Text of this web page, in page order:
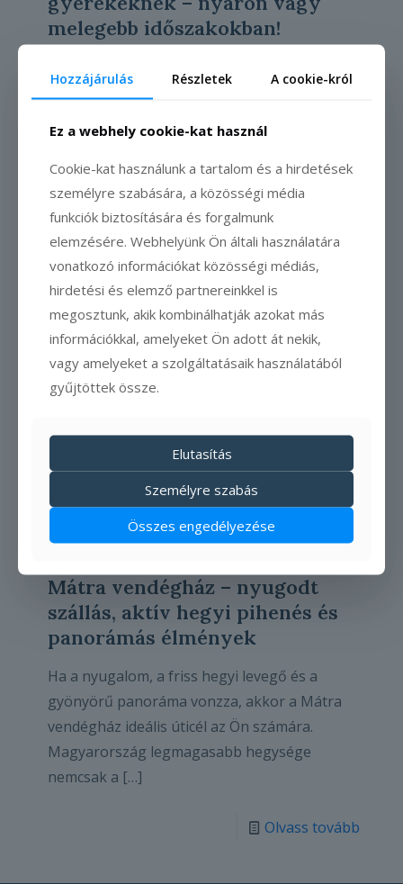
melegebb időszakokban!
Vendégház gyerekbarát szállás, így sok
szülő akkor érzi jól magát, ha a csemetéje
láthatóan élvezi[…]
Olvass tovább
Mátra vendégház – nyugodt
szállás, aktív hegyi pihenés és
panorámás élmények
Ha a nyugalom, a friss hegyi levegő és a
gyönyörű panoráma vonzza, akkor a Mátra
vendégház ideális úticél az Ön számára.
Magyarország legmagasabb hegysége
nemcsak a […]
Olvass tovább
Hozzájárulás Részletek A cookie-król
Ez a webhely cookie-kat használ
Cookie-kat használunk a tartalom és a hirdetések
személyre szabására, a közösségi média
funkciók biztosítására és forgalmunk
elemzésére. Webhelyünk Ön általi használatára
vonatkozó információkat közösségi médiás,
hirdetési és elemző partnereinkkel is
megosztunk, akik kombinálhatják azokat más
információkkal, amelyeket Ön adott át nekik,
vagy amelyeket a szolgáltatásaik használatából
gyűjtöttek össze.
Elutasítás
Személyre szabás
Összes engedélyezése